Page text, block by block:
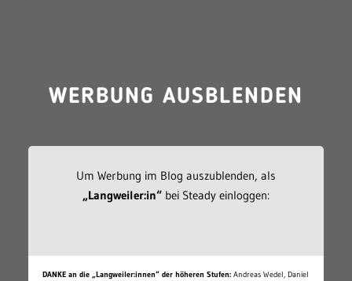
WERBUNG AUSBLENDEN
Um Werbung im Blog auszublenden, als
„Langweiler:in“bei Steady einloggen:
DANKE an die „Langweiler:innen“ der höheren Stufen: Andreas Wedel, Daniel